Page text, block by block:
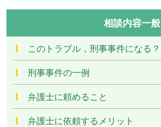
相談内容一般
このトラブル，刑事事件になる？
刑事事件の一例
弁護士に頼めること
弁護士に依頼するメリット